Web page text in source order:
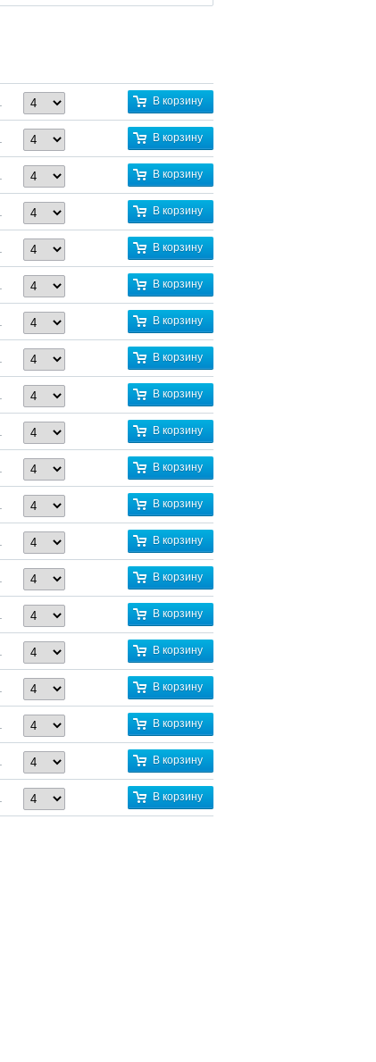
В корзину
В корзину
В корзину
В корзину
В корзину
В корзину
В корзину
В корзину
В корзину
В корзину
В корзину
В корзину
В корзину
В корзину
В корзину
В корзину
В корзину
В корзину
В корзину
В корзину